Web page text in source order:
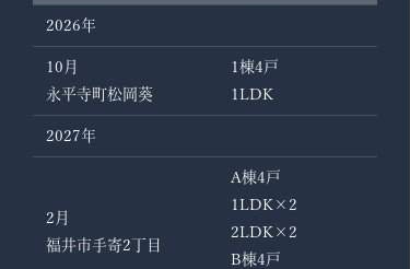
2026年
10月
永平寺町松岡葵
1棟4戸
1LDK
2027年
2月
福井市手寄2丁目
A棟4戸
1LDK×2
2LDK×2
B棟4戸